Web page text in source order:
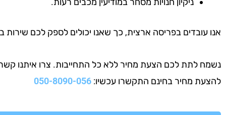
אנו עובדים בפריסה ארצית, כך שאנו יכולים לספק לכם
נשמח לתת לכם הצעת מחיר ללא כל התחייבות. צרו איתנו קשר
להצעת מחיר בחינם התקשרו עכשיו: 050-8090-056